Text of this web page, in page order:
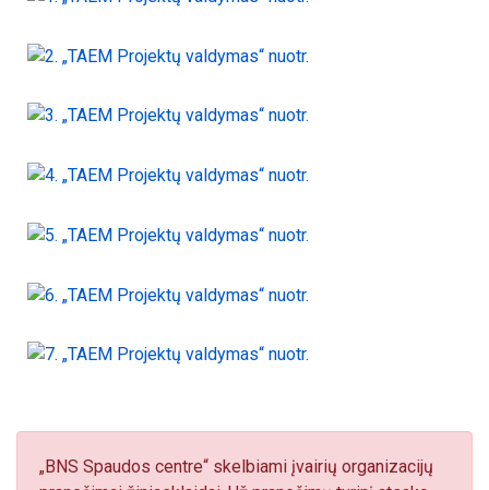
„BNS Spaudos centre“ skelbiami įvairių organizacijų